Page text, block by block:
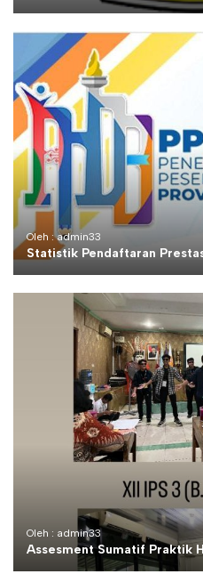
Oleh : admin33
Statistik Pendaftaran
Oleh : admin33
Assesment Sumatif Praktik